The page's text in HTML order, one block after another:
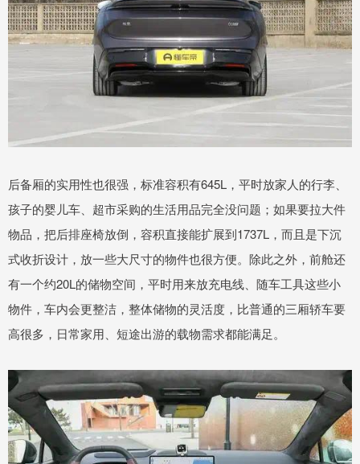
后备厢的实用性也很强，标准容积有645L，平时放家人的行李、
孩子的婴儿车、超市采购的生活用品完全没问题；如果要拉大件
物品，把后排座椅放倒，容积直接能扩展到1737L，而且是下沉
式收折设计，放一些大尺寸的物件也很方便。除此之外，前舱还
有一个约20L的储物空间，平时用来放充电线、随车工具这些小
物件，车内会更整洁，整体储物的灵活度，比普通的三厢轿车要
高很多，日常家用、短途出游的载物需求都能满足。